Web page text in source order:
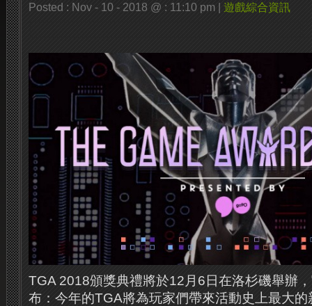
Posted : Nov - 10 - 2018 @ : 11:10 pm | 遊戲綜合資訊
TGA 2018頒獎典禮將於12月6日在洛杉磯舉辦
布：今年的TGA將為玩家們帶來活動史上最大